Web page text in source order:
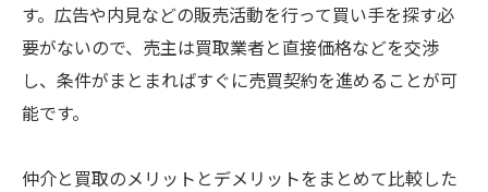
す。広告や内見などの販売活動を行って買い手を探す必
要がないので、売主は買取業者と直接価格などを交渉
し、条件がまとまればすぐに売買契約を進めることが可
能です。
仲介と買取のメリットとデメリットをまとめて比較した